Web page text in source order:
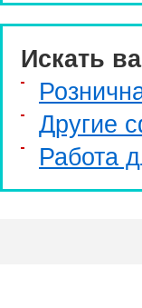
Искать
Другие
Работа